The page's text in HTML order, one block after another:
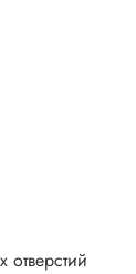
отверстий